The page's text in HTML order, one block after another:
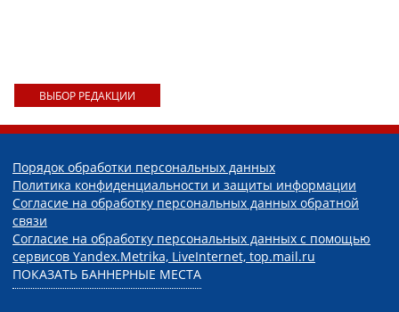
ВЫБОР РЕДАКЦИИ
Порядок обработки персональных данных
Политика конфиденциальности и защиты информации
Согласие на обработку персональных данных обратной
связи
Согласие на обработку персональных данных с помощью
сервисов Yandex.Metrika, LiveInternet, top.mail.ru
ПОКАЗАТЬ БАННЕРНЫЕ МЕСТА